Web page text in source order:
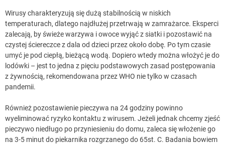
Wirusy charakteryzują się dużą stabilnością w niskich
temperaturach, dlatego najdłużej przetrwają w zamrażarce. Eksperci
zalecają, by świeże warzywa i owoce wyjąć z siatki i pozostawić na
czystej ściereczce z dala od dzieci przez około dobę. Po tym czasie
umyć je pod ciepłą, bieżącą wodą. Dopiero wtedy można włożyć je do
lodówki – jest to jedna z pięciu podstawowych zasad postępowania
z żywnością, rekomendowana przez WHO nie tylko w czasach
pandemii.
Również pozostawienie pieczywa na 24 godziny powinno
wyeliminować ryzyko kontaktu z wirusem. Jeżeli jednak chcemy zjeść
pieczywo niedługo po przyniesieniu do domu, zaleca się włożenie go
na 3-5 minut do piekarnika rozgrzanego do 65st. C. Badania bowiem